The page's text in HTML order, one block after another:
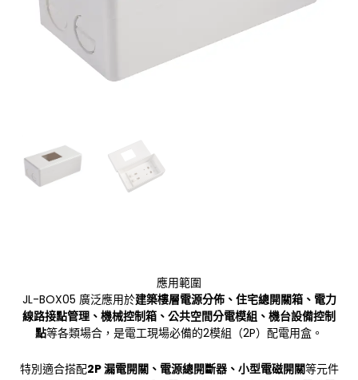
應用範圍
JL-BOX05 廣泛應用於建築樓層電源分佈、住宅總開關箱、電力
線路接點管理、機械控制箱、公共空間分電模組、機台設備控制
點等各類場合，是電工現場必備的2模組（2P）配電用盒。
特別適合搭配2P 漏電開關、電源總開斷器、小型電磁開關等元件